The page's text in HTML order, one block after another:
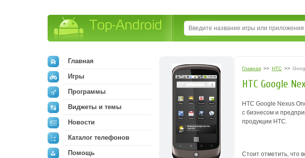
Главная >> HTC >>
HTC Google
HTC Google Nexus
с бизнесом и
продукции HTC.
Стоит отметить, что
Главная
Игры
Программы
Виджеты и темы
Новости
Каталог телефонов
Помощь